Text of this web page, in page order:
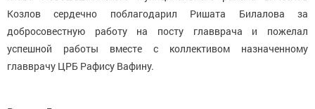
Козлов сердечно поблагодарил Ришата Билалова за
добросовестную работу на посту главврача и пожелал
успешной работы вместе с коллективом назначенному
главврачу ЦРБ Рафису Вафину.